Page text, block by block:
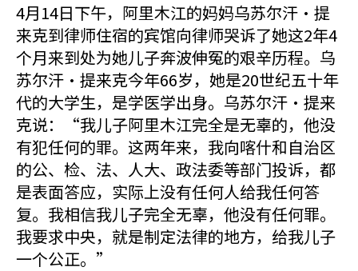
4月14日下午，阿里木江的妈妈乌苏尔汗·提
来克到律师住宿的宾馆向律师哭诉了她这2年4
个月来到处为她儿子奔波伸冤的艰辛历程。乌
苏尔汗·提来克今年66岁，她是20世纪五十年
代的大学生，是学医学出身。乌苏尔汗·提来
克说：“我儿子阿里木江完全是无辜的，他没
有犯任何的罪。这两年来，我向喀什和自治区
的公、检、法、人大、政法委等部门投诉，都
是表面答应，实际上没有任何人给我任何答
复。我相信我儿子完全无辜，他没有任何罪。
我要求中央，就是制定法律的地方，给我儿子
一个公正。”